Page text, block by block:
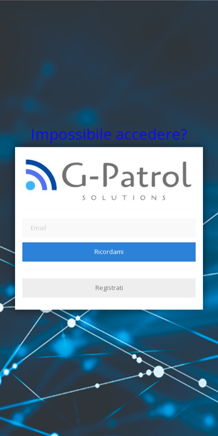
Impossibile accedere?
Ricordami
Registrati